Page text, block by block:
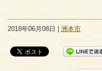
2018年06月08日 | 洲本市